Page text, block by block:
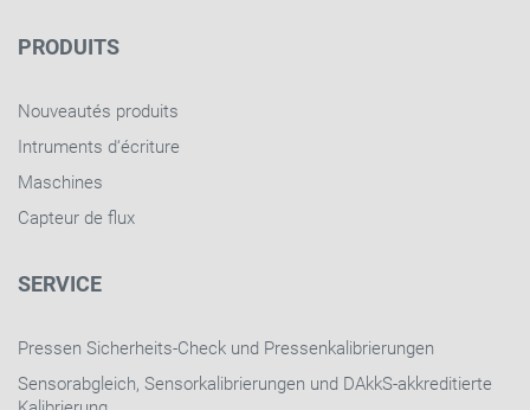
PRODUITS
Nouveautés produits
Intruments d‘écriture
Maschines
Capteur de flux
SERVICE
Pressen Sicherheits-Check und Pressenkalibrierungen
Sensorabgleich, Sensorkalibrierungen und DAkkS-akkreditierte